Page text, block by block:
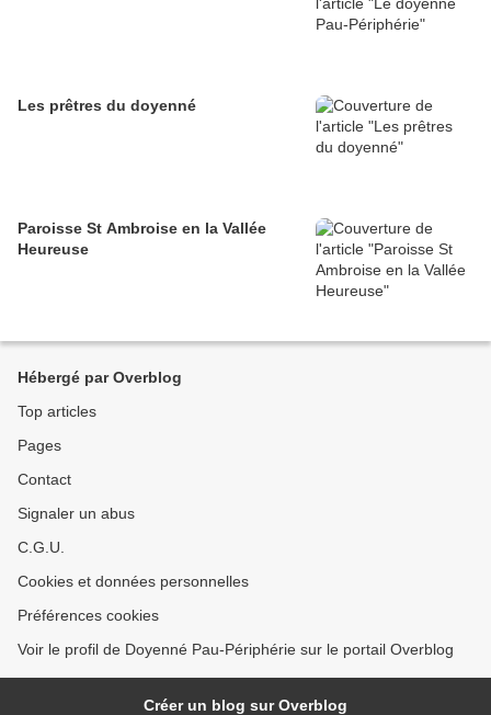
Les prêtres du doyenné
Paroisse St Ambroise en la Vallée
Heureuse
Hébergé par Overblog
Top articles
Pages
Contact
Signaler un abus
C.G.U.
Cookies et données personnelles
Préférences cookies
Voir le profil de Doyenné Pau-Périphérie sur le portail Overblog
Créer un blog sur Overblog